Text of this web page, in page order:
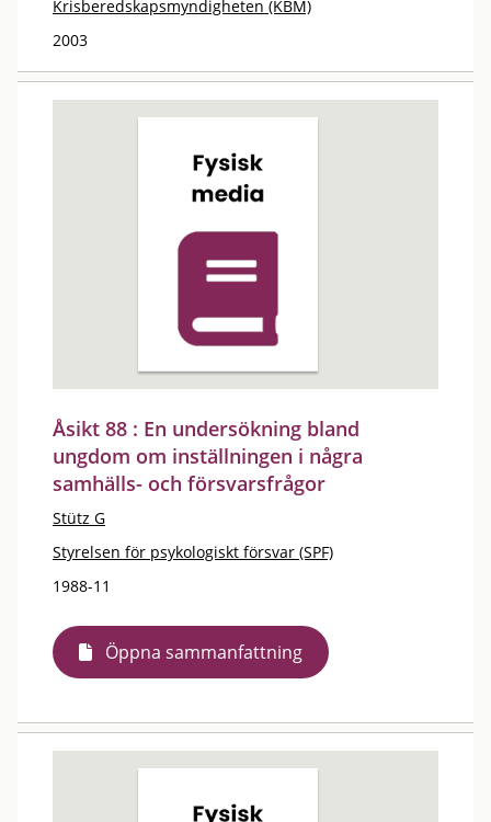
Krisberedskapsmyndigheten (KBM)
2003
Åsikt 88 : En undersökning bland
ungdom om inställningen i några
samhälls- och försvarsfrågor
Stütz G
Styrelsen för psykologiskt försvar (SPF)
1988-11
Öppna sammanfattning